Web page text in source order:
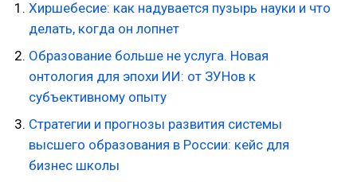
Хиршебесие: как надувается пузырь науки и что
делать, когда он лопнет
Образование больше не услуга. Новая
онтология для эпохи ИИ: от ЗУНов к
субъективному опыту
Стратегии и прогнозы развития системы
высшего образования в России: кейс для
бизнес школы